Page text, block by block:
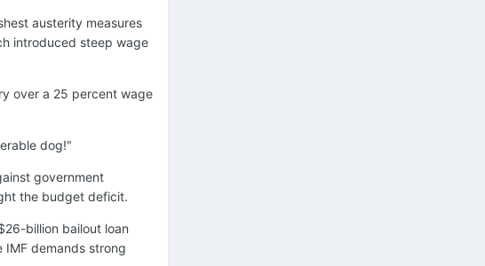
austerity measures
introduced steep wage
over a 25 percent wage
dog!"
government
the budget deficit.
billion bailout loan
demands strong